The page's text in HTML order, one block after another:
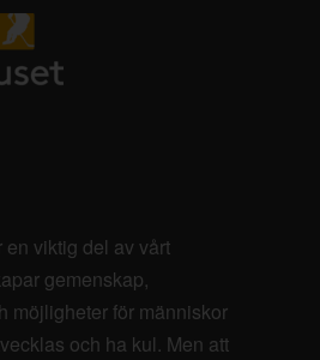
viktig del av vårt
gemenskap,
möjligheter för människor
och ha kul. Men att